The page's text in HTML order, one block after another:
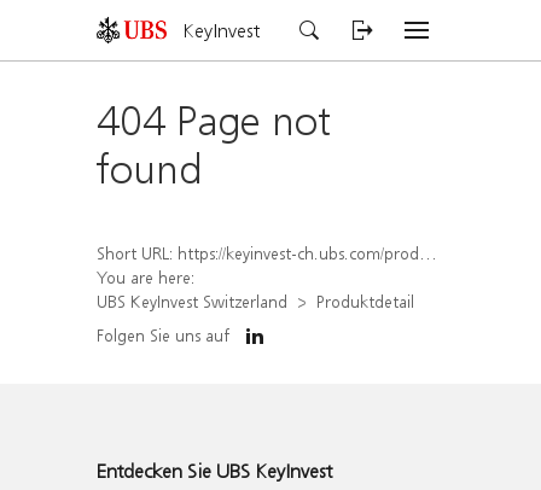
KeyInvest
404 Page not
found
Short URL: https://keyinvest-ch.ubs.com/produkt/detail/index/isin/CH1572297765
You are here:
UBS KeyInvest Switzerland
Produktdetail
Folgen Sie uns auf
Entdecken Sie UBS KeyInvest